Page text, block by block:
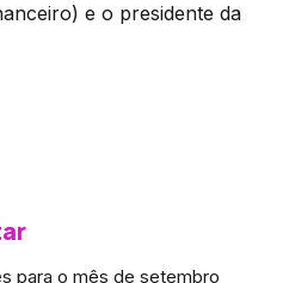
e o presidente da
para o mês de setembro